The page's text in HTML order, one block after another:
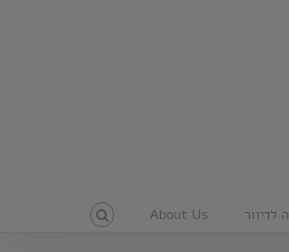
לדיוור About Us